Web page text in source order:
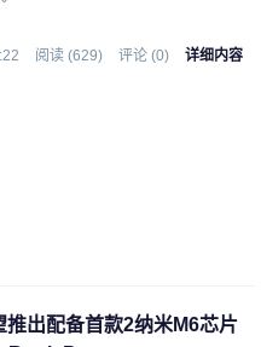
阅读 (629) 评论 (0) 详细内容
推出配备首款2纳米M6芯片